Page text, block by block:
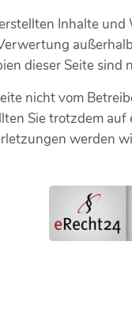
Inhalte
dieser Seite
nicht vom
Sie trotzdem
werden